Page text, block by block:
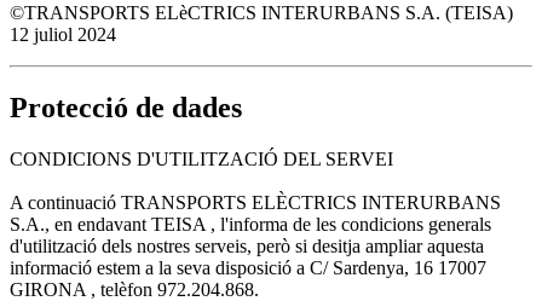
©TRANSPORTS ELèCTRICS INTERURBANS S.A. (TEISA)
12 juliol 2024
Protecció de dades
CONDICIONS D'UTILITZACIÓ DEL SERVEI
A continuació TRANSPORTS ELÈCTRICS INTERURBANS
S.A., en endavant TEISA , l'informa de les condicions generals
d'utilització dels nostres serveis, però si desitja ampliar aquesta
informació estem a la seva disposició a C/ Sardenya, 16 17007
GIRONA , telèfon 972.204.868.